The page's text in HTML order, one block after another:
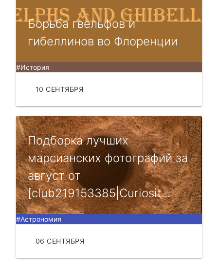
Борьба гвельфов и
гибеллинов во Флоренции
#История
10 СЕНТЯБРЯ
Подборка лучших
марсианских фотографий за
август от
[club219153385|Curiosit...
#Астрономия
06 СЕНТЯБРЯ